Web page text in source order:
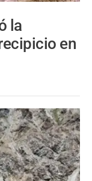
la
en